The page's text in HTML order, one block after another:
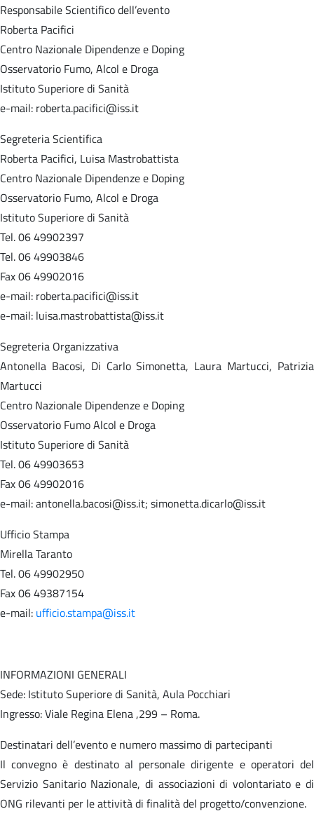
Responsabile Scientifico dell’evento
Roberta Pacifici
Centro Nazionale Dipendenze e Doping
Osservatorio Fumo, Alcol e Droga
Istituto Superiore di Sanità
e-mail: roberta.pacifici@iss.it
Segreteria Scientifica
Roberta Pacifici, Luisa Mastrobattista
Centro Nazionale Dipendenze e Doping
Osservatorio Fumo, Alcol e Droga
Istituto Superiore di Sanità
Tel. 06 49902397
Tel. 06 49903846
Fax 06 49902016
e-mail: roberta.pacifici@iss.it
e-mail: luisa.mastrobattista@iss.it
Segreteria Organizzativa
Antonella Bacosi, Di Carlo Simonetta, Laura Martucci, Patrizia
Martucci
Centro Nazionale Dipendenze e Doping
Osservatorio Fumo Alcol e Droga
Istituto Superiore di Sanità
Tel. 06 49903653
Fax 06 49902016
e-mail: antonella.bacosi@iss.it; simonetta.dicarlo@iss.it
Ufficio Stampa
Mirella Taranto
Tel. 06 49902950
Fax 06 49387154
e-mail: ufficio.stampa@iss.it
INFORMAZIONI GENERALI
Sede: Istituto Superiore di Sanità, Aula Pocchiari
Ingresso: Viale Regina Elena ,299 – Roma.
Destinatari dell’evento e numero massimo di partecipanti
Il convegno è destinato al personale dirigente e operatori del
Servizio Sanitario Nazionale, di associazioni di volontariato e di
ONG rilevanti per le attività di finalità del progetto/convenzione.